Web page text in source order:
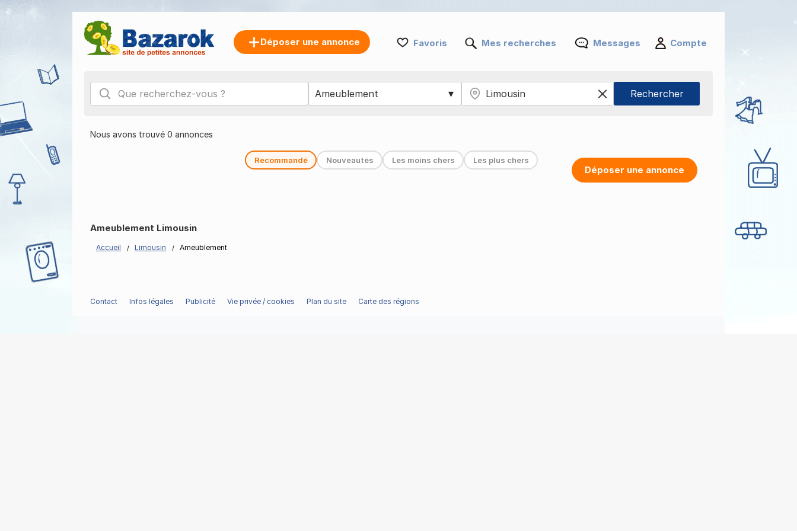
Déposer une annonce Favoris Mes recherches Messages Compte
Nous avons trouvé 0 annonces
Recommandé Nouveautés Les moins chers Les plus chers
Ameublement Limousin
Accueil Limousin Ameublement
Déposer une annonce
Contact Infos légales Publicité Vie privée / cookies Plan du site Carte des régions